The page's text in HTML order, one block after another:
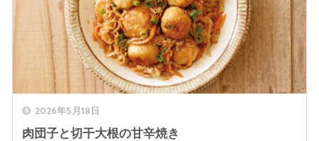
2026年5月18日
肉団子と切干大根の甘辛焼き